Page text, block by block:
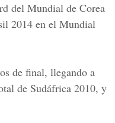
del Mundial de Corea
2014 en el Mundial
de final, llegando a
de Sudáfrica 2010, y